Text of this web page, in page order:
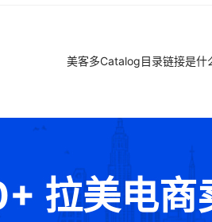
拉美电商